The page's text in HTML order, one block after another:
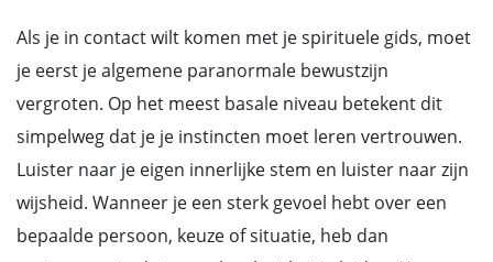
Als je in contact wilt komen met je spirituele gids, moet
je eerst je algemene paranormale bewustzijn
vergroten. Op het meest basale niveau betekent dit
simpelweg dat je je instincten moet leren vertrouwen.
Luister naar je eigen innerlijke stem en luister naar zijn
wijsheid. Wanneer je een sterk gevoel hebt over een
bepaalde persoon, keuze of situatie, heb dan